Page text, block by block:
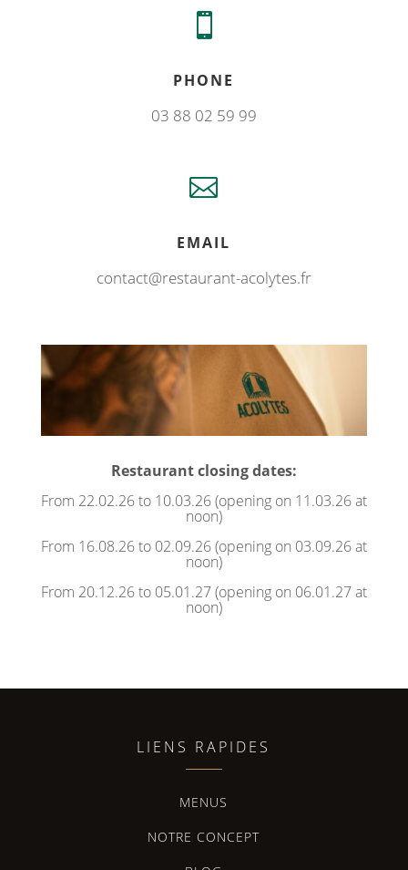

PHONE
03 88 02 59 99

EMAIL
contact@restaurant-acolytes.fr
Restaurant closing dates:
From 22.02.26 to 10.03.26 (opening on 11.03.26 at
noon)
From 16.08.26 to 02.09.26 (opening on 03.09.26 at
noon)
From 20.12.26 to 05.01.27 (opening on 06.01.27 at
noon)
LIENS RAPIDES
MENUS
NOTRE CONCEPT